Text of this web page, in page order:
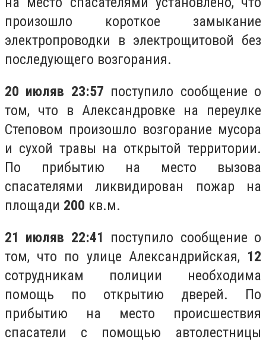
произошло короткое замыкание
электропроводки в электрощитовой без
последующего возгорания.
20 июляв 23:57 поступило сообщение о
том, что в Александровке на переулке
Степовом произошло возгорание мусора
и сухой травы на открытой территории.
По прибытию на место вызова
спасателями ликвидирован пожар на
площади 200 кв.м.
21 июляв 22:41 поступило сообщение о
том, что по улице Александрийская, 12
сотрудникам полиции необходима
помощь по открытию дверей. По
прибытию на место происшествия
спасатели с помощью автолестницы